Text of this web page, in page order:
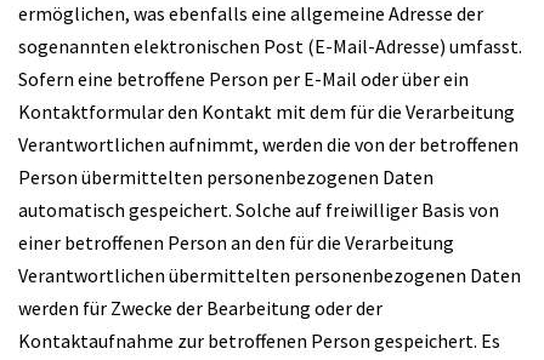
ermöglichen, was ebenfalls eine allgemeine Adresse der
sogenannten elektronischen Post (E-Mail-Adresse) umfasst.
Sofern eine betroffene Person per E-Mail oder über ein
Kontaktformular den Kontakt mit dem für die Verarbeitung
Verantwortlichen aufnimmt, werden die von der betroffenen
Person übermittelten personenbezogenen Daten
automatisch gespeichert. Solche auf freiwilliger Basis von
einer betroffenen Person an den für die Verarbeitung
Verantwortlichen übermittelten personenbezogenen Daten
werden für Zwecke der Bearbeitung oder der
Kontaktaufnahme zur betroffenen Person gespeichert. Es